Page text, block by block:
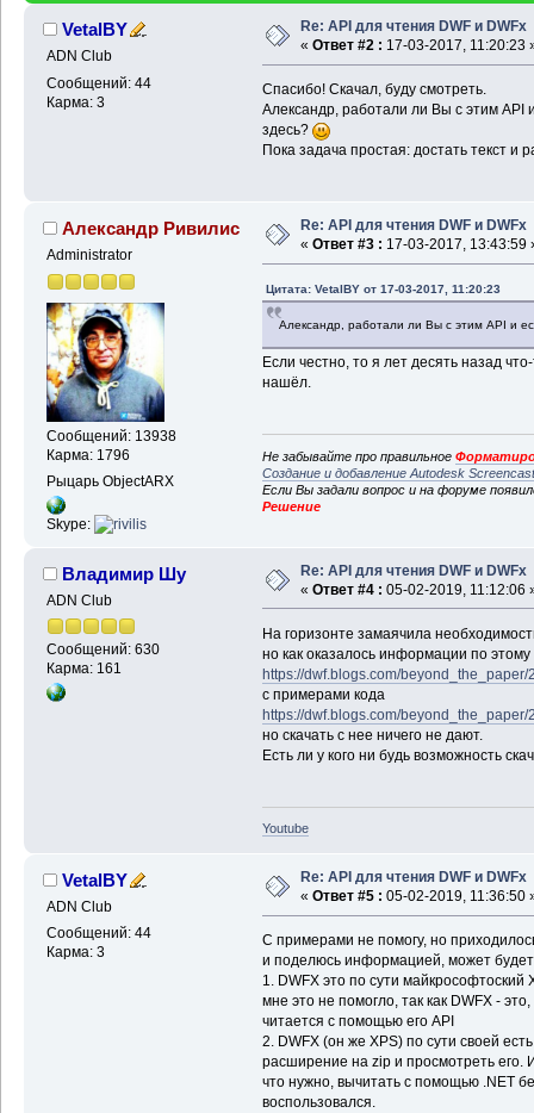
VetalBY
ADN Club
Сообщений: 44
Карма: 3
Re: API для чтения DWF и DWFx
« Ответ #2 : 17-03-2017, 11:20:23
Спасибо! Скачал, буду смотреть.
Александр, работали ли Вы с этим API
здесь?
Пока задача простая: достать текст и
Александр Ривилис
Administrator
Сообщений: 13938
Карма: 1796
Рыцарь ObjectARX
Skype:
Re: API для чтения DWF и DWFx
« Ответ #3 : 17-03-2017, 13:43:59
Цитата: VetalBY от 17-03-2017, 11:20:23
Александр, работали ли Вы с этим API и
Если честно, то я лет десять назад
нашёл.
Не забывайте про правильное
Создание и добавление Autodesk
Если Вы задали вопрос и на форуме
Решение
Владимир Шу
ADN Club
Сообщений: 630
Карма: 161
Re: API для чтения DWF и DWFx
« Ответ #4 : 05-02-2019, 11:12:06
На горизонте замаячила
но как оказалось информации по
https://dwf.blogs.com/
с примерами кода
https://dwf.blogs.com/
но скачать с нее ничего не дают.
Есть ли у кого ни будь возможность
Youtube
VetalBY
ADN Club
Сообщений: 44
Карма: 3
Re: API для чтения DWF и DWFx
« Ответ #5 : 05-02-2019, 11:36:50
С примерами не помогу, но
и поделюсь информацией, может
1. DWFX это по сути майкрософтоский
мне это не помогло, так как DWFX -
читается с помощью его API
2. DWFX (он же XPS) по сути своей
расширение на zip и просмотреть его.
что нужно, вычитать с помощью .NET
воспользовался.